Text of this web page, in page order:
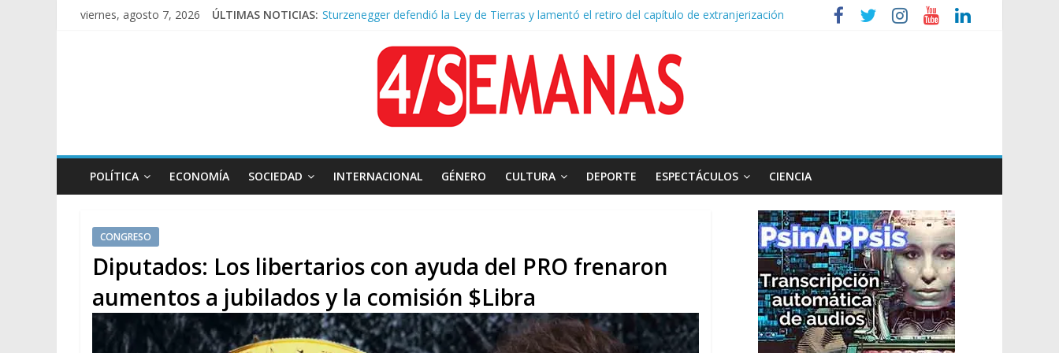
viernes, agosto 7, 2026 ÚLTIMAS NOTICIAS: Sturzenegger defendió la Ley de Tierras y lamentó el retiro del capítulo de extranjerización
Tormentas severas y fuertes ráfagas de viento: alerta del Servicio Meteorológico
Los alquileres de departamentos en la CABA aumentaron 1,6% en julio
Represión frente al Congreso: tres detenidos durante la protesta contra la Ley de Propiedad Privada
POLÍTICA ECONOMÍA SOCIEDAD INTERNACIONAL GÉNERO CULTURA DEPORTE ESPECTÁCULOS CIENCIA
CONGRESO
Diputados: Los libertarios con ayuda del PRO frenaron
aumentos a jubilados y la comisión $Libra